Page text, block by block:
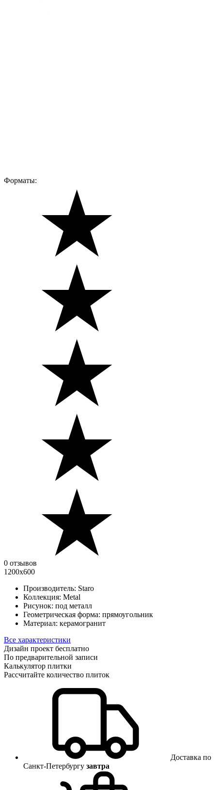
Форматы:
0 отзывов
1200х600
Производитель: Staro
Коллекция: Metal
Рисунок: под металл
Геометрическая форма: прямоугольник
Материал: керамогранит
Все характеристики
Дизайн проект бесплатно
По предварительной записи
Калькулятор плитки
Рассчитайте количество плиток
Доставка по
Санкт-Петербургу завтра